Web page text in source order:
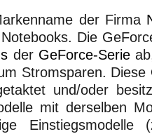
der Firma
Die
der GeForce-Serie
Stromsparen. Diese
und/oder
mit derselben